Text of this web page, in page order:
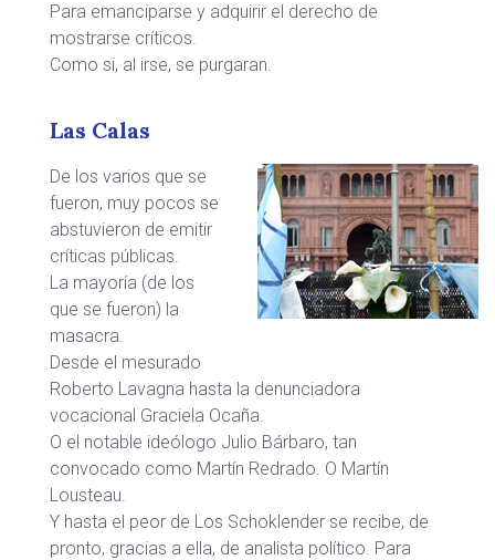
Para emanciparse y adquirir el derecho de
mostrarse críticos.
Como si, al irse, se purgaran.
Las Calas
De los varios que se
fueron, muy pocos se
abstuvieron de emitir
críticas públicas.
La mayoría (de los
que se fueron) la
masacra.
Desde el mesurado
Roberto Lavagna hasta la denunciadora
vocacional Graciela Ocaña.
O el notable ideólogo Julio Bárbaro, tan
convocado como Martín Redrado. O Martín
Lousteau.
Y hasta el peor de Los Schoklender se recibe, de
pronto, gracias a ella, de analista político. Para